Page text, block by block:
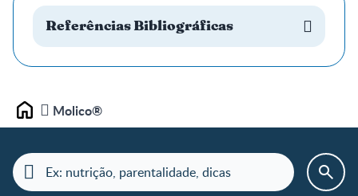
Referências Bibliográficas
Home Molico®